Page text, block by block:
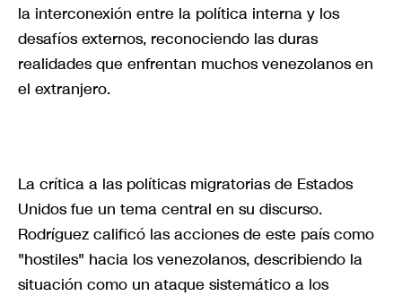
la interconexión entre la política interna y los
desafíos externos, reconociendo las duras
realidades que enfrentan muchos venezolanos en
el extranjero.
La crítica a las políticas migratorias de Estados
Unidos fue un tema central en su discurso.
Rodríguez calificó las acciones de este país como
"hostiles" hacia los venezolanos, describiendo la
situación como un ataque sistemático a los